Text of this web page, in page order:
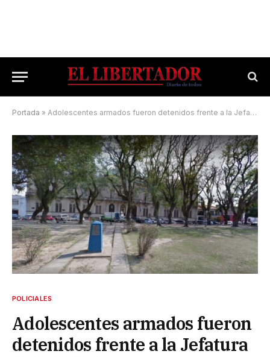
Portada » Adolescentes armados fueron detenidos frente a la Jefatura de la Policía
POLICIALES
Adolescentes armados fueron
detenidos frente a la Jefatura